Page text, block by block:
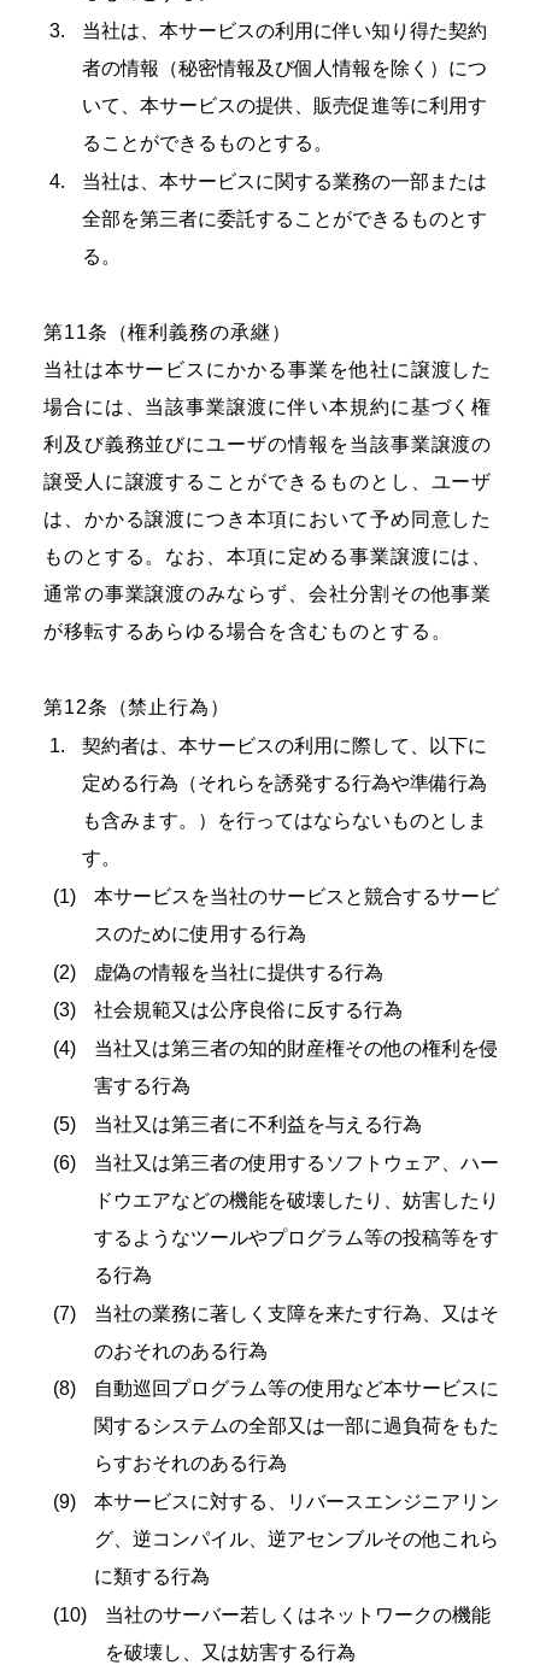
当社は、本サービスの利用に伴い知り得た契約
者の情報（秘密情報及び個人情報を除く）につ
いて、本サービスの提供、販売促進等に利用す
ることができるものとする。
当社は、本サービスに関する業務の一部または
全部を第三者に委託することができるものとす
る。
第11条（権利義務の承継）
当社は本サービスにかかる事業を他社に譲渡した
場合には、当該事業譲渡に伴い本規約に基づく権
利及び義務並びにユーザの情報を当該事業譲渡の
譲受人に譲渡することができるものとし、ユーザ
は、かかる譲渡につき本項において予め同意した
ものとする。なお、本項に定める事業譲渡には、
通常の事業譲渡のみならず、会社分割その他事業
が移転するあらゆる場合を含むものとする。
第12条（禁止行為）
契約者は、本サービスの利用に際して、以下に
定める行為（それらを誘発する行為や準備行為
も含みます。）を行ってはならないものとしま
す。
本サービスを当社のサービスと競合するサービ
スのために使用する行為
虚偽の情報を当社に提供する行為
社会規範又は公序良俗に反する行為
当社又は第三者の知的財産権その他の権利を侵
害する行為
当社又は第三者に不利益を与える行為
当社又は第三者の使用するソフトウェア、ハー
ドウエアなどの機能を破壊したり、妨害したり
するようなツールやプログラム等の投稿等をす
る行為
当社の業務に著しく支障を来たす行為、又はそ
のおそれのある行為
自動巡回プログラム等の使用など本サービスに
関するシステムの全部又は一部に過負荷をもた
らすおそれのある行為
本サービスに対する、リバースエンジニアリン
グ、逆コンパイル、逆アセンブルその他これら
に類する行為
当社のサーバー若しくはネットワークの機能
を破壊し、又は妨害する行為